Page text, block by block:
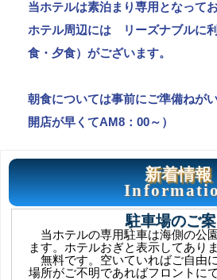
当ホテルは素泊まり専用となって
ホテル周辺には リーズナブルに
食・夕食）がございます。
朝食については事前にご準備ねが
開店が早くてAM8：00～）
新着情報
駐車場のご
当ホテルの専用駐車は海側の公
ます。ホテルおぎと表示してありま
無料です。空いていればご自由
場所がご不明であればフロントにて